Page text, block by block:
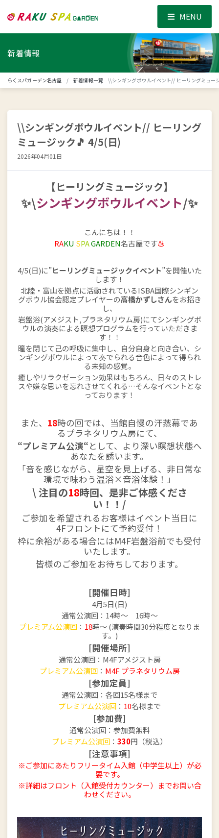
新着情報
らくスパガーデン名古屋 新着情報一覧 \\シンギングボウルイベント// ヒーリングミュー
\\シンギングボウルイベント// ヒーリング
ミュージック🎵 4/5(日)
2026年04月01日
【ヒーリングミュージック】
✨\シンギングボウルイベント/✨
こんにちは！！
RAKU SPAGARDEN名古屋です♨
4/5(日)に”ヒーリングミュージックイベント”を開催いた
します！
北陸・富山を拠点に活動されているISBA国際シンギン
グボウル協会認定プレイヤーの高橋かずしさんをお招き
し、
岩盤浴(アメジスト,プラネタリウム房)にてシンギングボ
ウルの演奏による瞑想プログラムを行っていただきま
す！！
瞳を閉じて己の呼吸に集中し、自分自身と向き合い、シ
ンギングボウルによって奏でられる音色によって得られ
る未知の感覚。
癒しやリラクゼーション効果はもちろん、日々のストレ
スや嫌な思いを忘れさせてくれる…そんなイベントとな
っております！
また、 18時の回では、当館自慢の汗蒸幕であ
るプラネタリウム房にて、
“プレミアム公演“として、より深い瞑想状態へ
あなたを誘います。
「音を感じながら、星空を見上げる、非日常な
環境で味わう温浴×音浴体験！」
\ 注目の18時回、是非ご体感くださ
い！！/
ご参加を希望されるお客様はイベント当日に
4Fフロントにて予約受付！
枠に余裕がある場合にはM4F岩盤浴前でも受付
いたします。
皆様のご参加をお待ちしております。
[開催日時]
4月5日(日)
通常公演回：14時～ 16時～
プレミアム公演回 ： 18時～ (演奏時間30分程度となりま
す。)
[開催場所]
通常公演回：M4Fアメジスト房
プレミアム公演回： M4F プラネタリウム房
[参加定員]
通常公演回：各回15名様まで
プレミアム公演回 ： 10名様まで
[参加費]
通常公演回：参加費無料
プレミアム公演回 ： 330円（税込）
[注意事項]
※ご参加にあたりフリータイム入館（中学生以上）が必
要です。
※詳細はフロント（入館受付カウンター）までお問い合
わせください。
MENU